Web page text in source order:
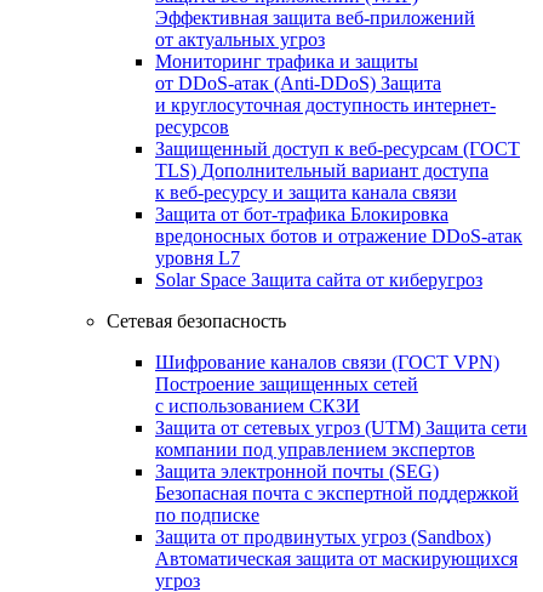
Эффективная защита веб-приложений
от актуальных угроз
Мониторинг трафика и защиты
от DDoS‑атак (Anti‑DDoS) Защита
и круглосуточная доступность интернет-
ресурсов
Защищенный доступ к веб-ресурсам (ГОСТ
TLS) Дополнительный вариант доступа
к веб‑ресурсу и защита канала связи
Защита от бот‑трафика Блокировка
вредоносных ботов и отражение DDoS‑атак
уровня L7
Solar Space Защита сайта от киберугроз
Сетевая безопасность
Шифрование каналов связи (ГОСТ VPN)
Построение защищенных сетей
с использованием СКЗИ
Защита от сетевых угроз (UTM) Защита сети
компании под управлением экспертов
Защита электронной почты (SEG)
Безопасная почта с экспертной поддержкой
по подписке
Защита от продвинутых угроз (Sandbox)
Автоматическая защита от маскирующихся
угроз